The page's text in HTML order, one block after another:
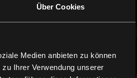
Über Cookies
Medien anbieten zu können
Ihrer Verwendung unserer